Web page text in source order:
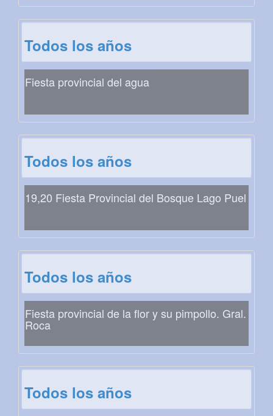
Todos los años
Fiesta provincial del agua
Todos los años
19,20 Fiesta Provincial del Bosque Lago Puel
Todos los años
Fiesta provincial de la flor y su pimpollo. Gral.
Roca
Todos los años